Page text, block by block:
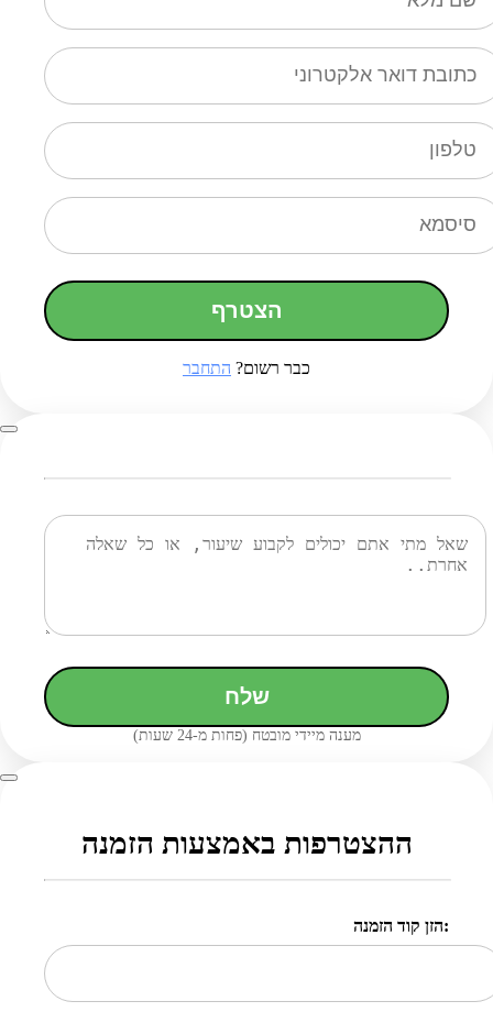
הצטרף
כבר רשום? התחבר
שלח
מענה מיידי מובטח (פחות מ-24 שעות)
ההצטרפות באמצעות הזמנה
הזן קוד הזמנה: